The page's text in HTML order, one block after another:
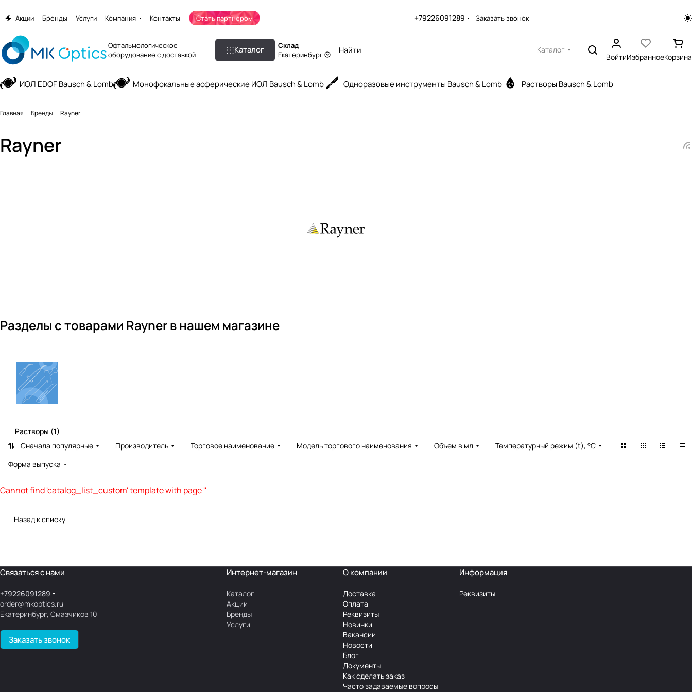
Акции Бренды Услуги Компания Контакты Стать партнером +79226091289 Заказать звонок
Офтальмологическое
оборудование с доставкой
Каталог
Склад
Екатеринбург
Каталог
ВойтиИзбранноеКорзина
ИОЛ EDOF Bausch & Lomb Монофокальные асферические ИОЛ Bausch & Lomb Одноразовые инструменты Bausch & Lomb Растворы Bausch & Lomb
Главная Бренды Rayner
Rayner
Разделы с товарами Rayner в нашем магазине
Растворы (1)
Сначала популярные
Производитель Торговое наименование Модель торгового наименования Объем в мл
Температурный режим (t), °С
Форма выпуска
Cannot find 'catalog_list_custom' template with page ''
Назад к списку
Связаться с нами
+79226091289
order@mkoptics.ru
Екатеринбург, Смазчиков 10
Заказать звонок
Интернет-магазин
Каталог
Акции
Бренды
Услуги
О компании
Доставка
Оплата
Реквизиты
Новинки
Вакансии
Новости
Блог
Документы
Как сделать заказ
Часто задаваемые вопросы
Информация
Реквизиты